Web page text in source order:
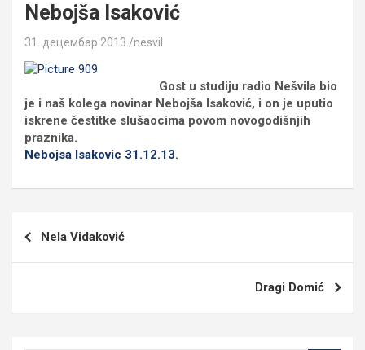
Nebojša Isaković
31. децембар 2013. nesvil
Gost u studiju radio Nešvila bio
je i naš kolega novinar Nebojša Isaković, i on je uputio
iskrene čestitke slušaocima povom novogodišnjih
praznika.
Nebojsa Isakovic 31.12.13.
Nela Vidaković
Dragi Domić